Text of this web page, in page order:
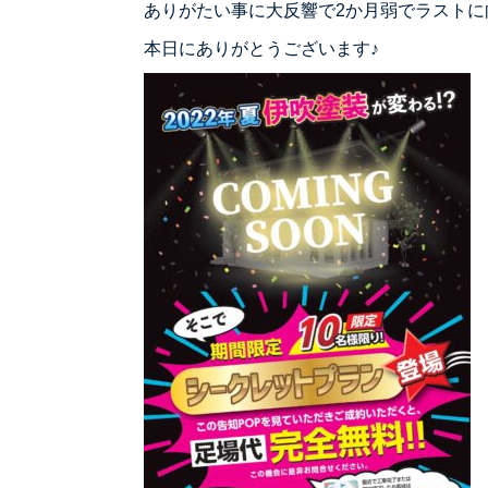
ありがたい事に大反響で2か月弱でラストに
本日にありがとうございます♪